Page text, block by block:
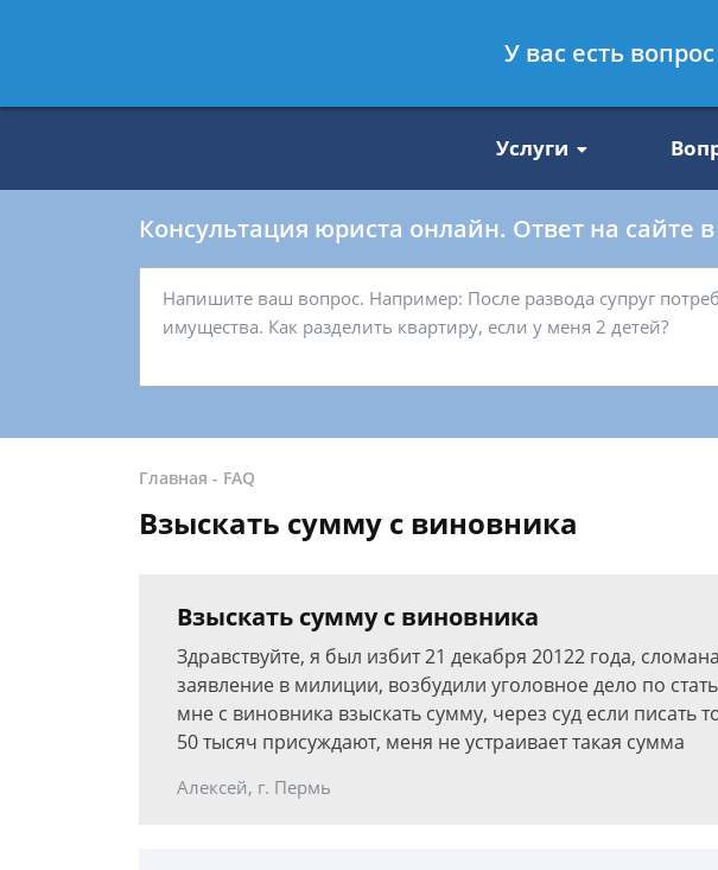
8 812 509-27-47
Услуги
Консультация юриста онлайн. Ответ на сайте
Главная - FAQ
Взыскать сумму с виновника
Взыскать сумму с виновника
Здравствуйте, я был избит 21 декабря 20122 года,
заявление в милиции, возбудили уголовное дело по
мне с виновника взыскать сумму, через суд если писать
50 тысяч присуждают, меня не устраивает такая сумма
Алексей, г. Пермь
У вас есть